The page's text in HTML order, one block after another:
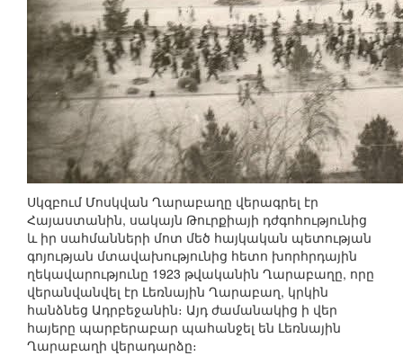
Սկզբում Մոսկվան Ղարաբաղը վերագրել էր
Հայաստանին, սակայն Թուրքիայի դժգոհությունից
և իր սահմանների մոտ մեծ հայկական պետության
գոյության մտավախությունից հետո խորհրդային
ղեկավարությունը 1923 թվականին Ղարաբաղը, որը
վերանվանվել էր Լեռնային Ղարաբաղ, կրկին
հանձնեց Ադրբեջանին։ Այդ ժամանակից ի վեր
հայերը պարբերաբար պահանջել են Լեռնային
Ղարաբաղի վերադարձը։